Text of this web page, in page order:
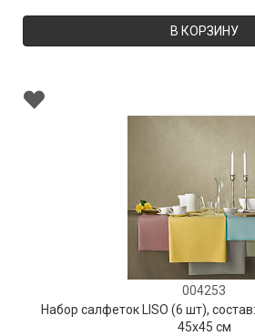
В КОРЗИНУ
004253
Набор салфеток LISO (6 шт),
45х45 см